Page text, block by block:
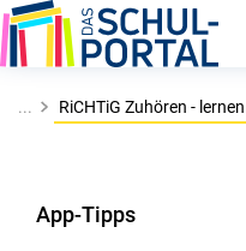
... RiCHTiG Zuhören -
App-Tipps